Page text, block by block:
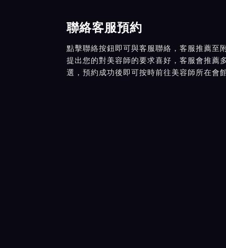
聯絡客服預約
點擊聯絡按鈕即可與客服聯絡，客服推薦至
提出您的對美容師的要求喜好，客服會推薦
選，預約成功後即可按時前往美容師所在會